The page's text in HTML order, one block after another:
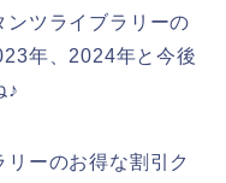
ンツライブラリーの
年、2024年と今後
♪
ーのお得な割引ク